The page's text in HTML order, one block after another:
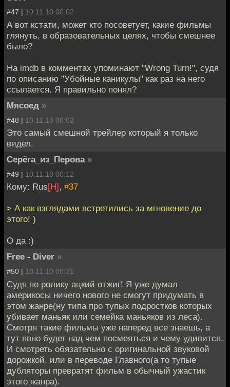
#47 | 10.11.10 00:02
А вот кстати, может кто посоветует, какие фильмы
глянуть, в образовательных целях, чтобы смешнее
было?
На imdb в комментах упоминают "Wrong Turn!", судя
по описанию "Убойные каникулы" как раз на него
ссылается. Я правильно понял?
Мясоед »
#48 | 10.11.10 00:02
Это самый смешной трейлер который я только
видел.
Серёга_из_Перова »
#49 | 10.11.10 00:12
Кому: Rus[H], #37
> А как взглядами встретились за мгновение до
этого! )
О да :)
Free - Diver »
#50 | 10.11.10 00:31
Судя по ролику ацкий отжиг! Я уже думал
америкосы ничего нового не смогут придумать в
этом жанре(ну типа про тупых подростков которых
убивает маньяк или семейка маньяков из леса).
Смотря такие фильмы уже наперед все знаешь, а
тут явно будет над чем посмеяться и чему удивится.
И смотреть обязательно с оригинальной звуковой
дорожкой, или в переводе Главного(а то тупые
дубляторы превратят фильм в обычный ужастик
этого жанра).